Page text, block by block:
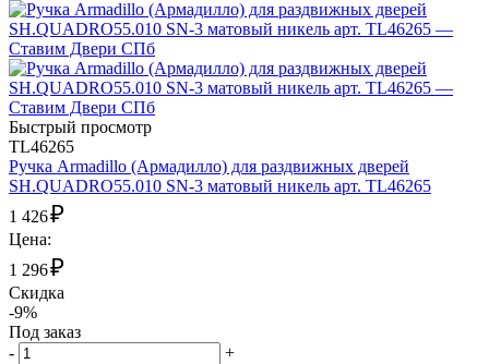
Быстрый просмотр
TL46265
Ручка Armadillo (Армадилло) для раздвижных дверей
SH.QUADRO55.010 SN-3 матовый никель арт. TL46265
1 426₽
Цена:
1 296₽
Скидка
-9%
Под заказ
-
+